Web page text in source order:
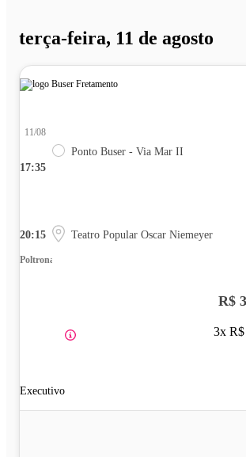
terça-feira, 11 de agosto
17:35
11/08
Ponto Buser - Via Mar II
20:15 Teatro Popular Oscar Niemeyer
Poltrona
Executivo
R$
3x